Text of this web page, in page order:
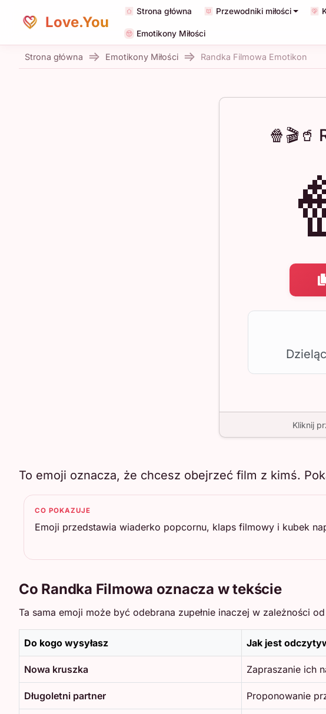
Love.You
Strona główna Przewodniki miłości
Emotikony Miłości
Strona główna Emotikony Miłości Randka Filmowa Emotikon
🍿🎬🥤
Kliknij
To emoji oznacza, że chcesz obejrzeć film z kimś.
CO POKAZUJE
Emoji przedstawia wiaderko popcornu, klaps filmowy i kubek
Co Randka Filmowa oznacza w tekście
Ta sama emoji może być odebrana zupełnie inaczej w zależności
Do kogo wysyłasz Jak jest
Nowa kruszka Zapraszanie ich
Długoletni partner Proponowanie